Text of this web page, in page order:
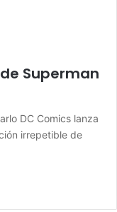
Superman
DC Comics lanza
irrepetible de